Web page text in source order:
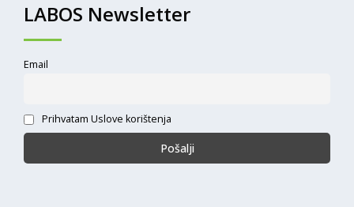
LABOS Newsletter
Email
Prihvatam Uslove korištenja